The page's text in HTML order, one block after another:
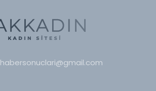
habersonuclari@gmail.com